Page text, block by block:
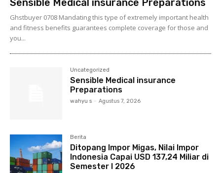
Ghstbuyer 0708 Mandating this type of extremely important health
and fitness benefits guarantees complete coverage for those and
you...
Uncategorized
Sensible Medical insurance
Preparations
wahyu s - Agustus 7, 2026
Berita
Ditopang Impor Migas, Nilai Impor
Indonesia Capai USD 137,24 Miliar di
Semester I 2026